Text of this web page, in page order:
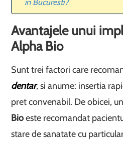
in Bucuresti?
Avantajele unui
Alpha Bio
Sunt trei factori care
dentar, si anume: insertia
pret convenabil. De obicei, un
Bioeste recomandat
stare de sanatate cu